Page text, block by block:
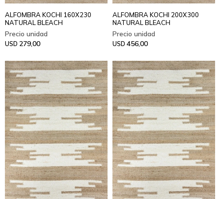
ALFOMBRA KOCHI 160X230
NATURAL BLEACH
USD 279,00
ALFOMBRA KOCHI 200X300
NATURAL BLEACH
USD 456,00